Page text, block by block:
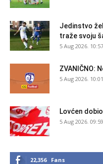
Jedinstvo
traže svoju
5 Aug 2026. 10:57
ZVANIČNO:
5 Aug 2026. 10:01
Lovćen
5 Aug 2026. 09:59
22,356 Fans